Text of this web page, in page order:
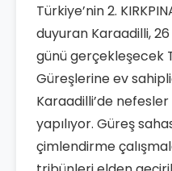
Türkiye’nin 2.
duyuran Karaadilli,
günü gerçekleşecek
Güreşlerine ev
Karaadilli’de
yapılıyor. Güreş
çimlendirme